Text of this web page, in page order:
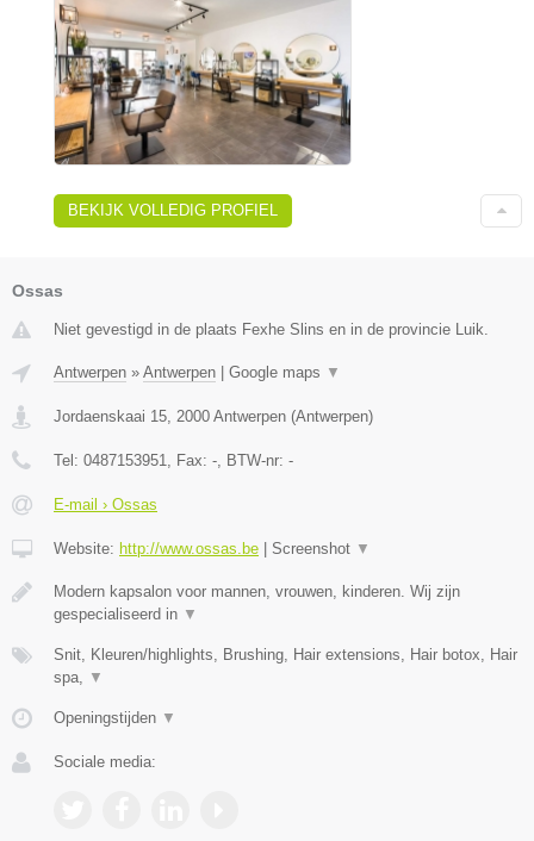
BEKIJK VOLLEDIG PROFIEL
Ossas
Niet gevestigd in de plaats Fexhe Slins en in de provincie Luik.
Antwerpen » Antwerpen | Google maps ▼
Jordaenskaai 15 2000 Antwerpen (Antwerpen)
Tel: 0487153951 , Fax: - , BTW-nr: -
E-mail › Ossas
Website: http://www.ossas.be | Screenshot ▼
Modern kapsalon voor mannen, vrouwen, kinderen. Wij zijn
gespecialiseerd in ▼
Snit, Kleuren/highlights, Brushing, Hair extensions, Hair botox, Hair
spa,
▼
Openingstijden ▼
Sociale media: